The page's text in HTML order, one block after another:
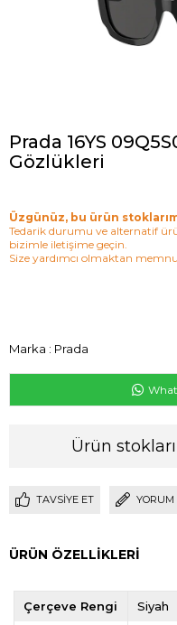
Prada 16YS
Gözlükleri
Üzgünüz, bu ürün
Tedarik durumu ve alternatif
bizimle iletişime geçin.
Size yardımcı olmaktan
Marka : Prada
Ürün
TAVSIYE ET YORUM
ÜRÜN ÖZELLIKLERI
Çerçeve Rengi Siyah